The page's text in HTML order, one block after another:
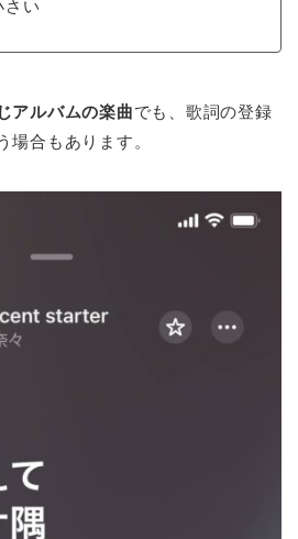
い
アルバムの楽曲でも、歌詞の登録
場合もあります。